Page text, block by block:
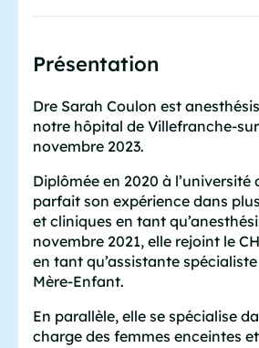
Présentation
Dre Sarah Coulon est
notre hôpital de Villefranche-
novembre 2023.
Diplômée en 2020 à l’université
parfait son expérience dans
et cliniques en tant
novembre 2021, elle rejoint le
en tant qu’assistante
Mère-Enfant.
En parallèle, elle se spécialise
charge des femmes enceintes